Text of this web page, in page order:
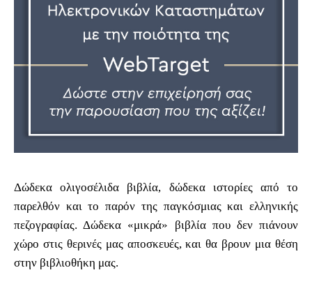
Δώδεκα ολιγοσέλιδα βιβλία, δώδεκα ιστορίες από το
παρελθόν και το παρόν της παγκόσμιας και ελληνικής
πεζογραφίας. Δώδεκα «μικρά» βιβλία που δεν πιάνουν
χώρο στις θερινές μας αποσκευές, και θα βρουν μια θέση
στην βιβλιοθήκη μας.